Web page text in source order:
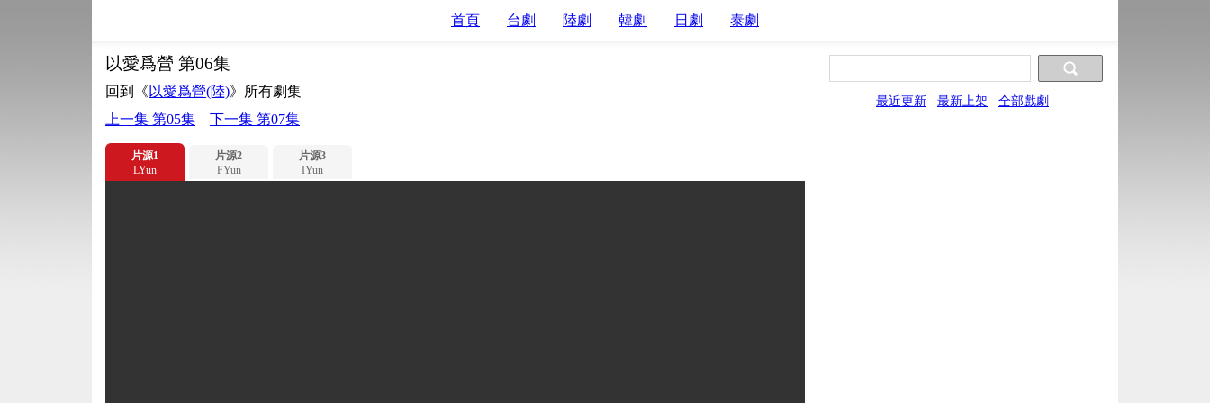
首頁 台劇 陸劇 韓劇 日劇 泰劇
最近更新 最新上架 全部戲劇
以愛爲營 第06集
回到《 以愛爲營(陸)》所有劇集
上一集 第05集
下一集 第07集
片源1
LYun
片源2
FYun
片源3
IYun